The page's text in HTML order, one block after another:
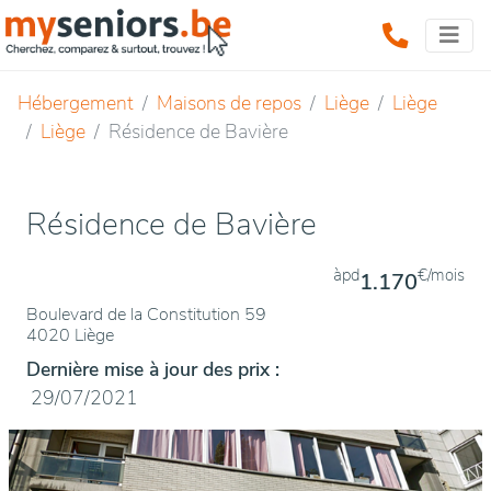
Hébergement Maisons de repos Liège
Liège
Liège
Résidence de Bavière
Résidence de Bavière
Boulevard de la Constitution 59
4020 Liège
àpd1.170€/mois
Dernière mise à jour des prix :
29/07/2021